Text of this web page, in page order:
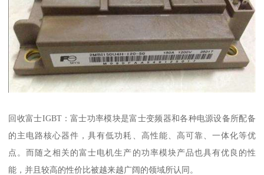
回收富士IGBT：富士功率模块是富士变频器和各种电源设备所配备
的主电路核心器件，具有低功耗、高性能、高可靠、一体化等优
点。而随之相关的富士电机生产的功率模块产品也具有优良的性
能，并且较高的性价比被越来越广阔的领域所认同。